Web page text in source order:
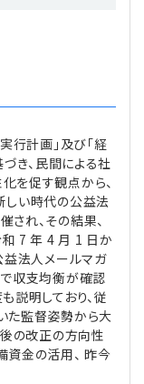
行計画」及び「経
き、民間による社
を促す観点から、
しい時代の公益法
れ、その結果、
7 年 4 月 1 日か
法人メールマガ
収支均衡が確認
説明しており、従
た監督姿勢から大
の改正の方向性
資金の活用、 昨今